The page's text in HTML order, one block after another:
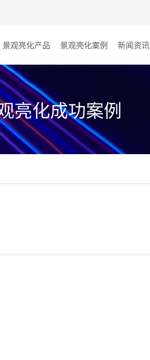
景观亮化产品
AI智慧文旅灯光系统
AI智慧照明控制系统
投光灯
洗墙灯
景观亮化案例
文旅照明
其它
新闻资讯
亮化成功案例